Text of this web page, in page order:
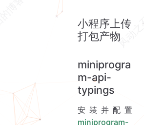
小程序上传
打包产物
miniprogra
m-api-
typings
安装并配置
miniprogram-